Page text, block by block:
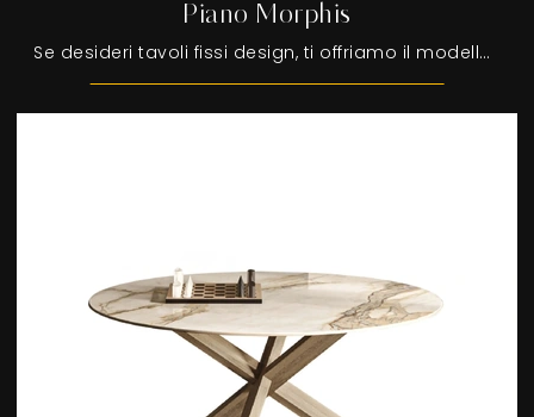
Piano Morphis
Se desideri tavoli fissi design, ti offriamo il modello da pranzo in legno Piano Morphis dell'azienda Devina Nais.